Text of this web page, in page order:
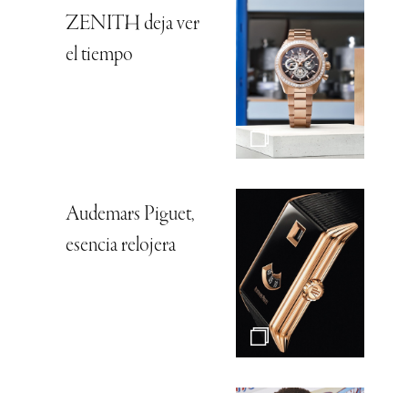
ZENITH deja ver
el tiempo
Audemars Piguet,
esencia relojera